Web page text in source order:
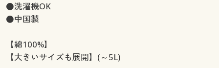
●洗濯機OK
●中国製
【綿100%】
【大きいサイズも展開】(～5L)